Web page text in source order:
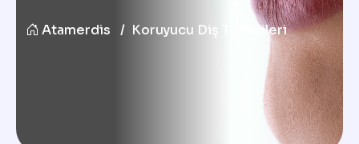
Atamerdis Koruyucu Diş Tedavileri